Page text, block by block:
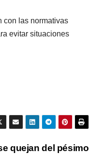
con las normativas
evitar situaciones
quejan del pésimo